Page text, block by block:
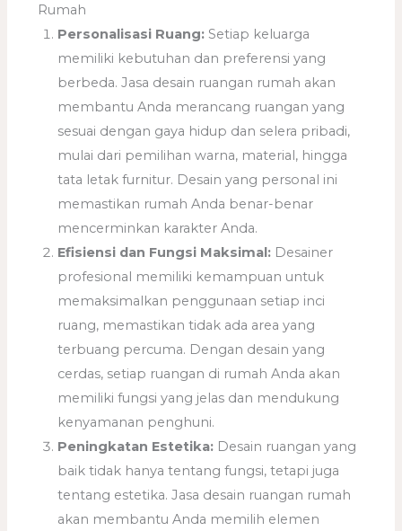
Rumah
Personalisasi Ruang: Setiap keluarga
memiliki kebutuhan dan preferensi yang
berbeda. Jasa desain ruangan rumah akan
membantu Anda merancang ruangan yang
sesuai dengan gaya hidup dan selera pribadi,
mulai dari pemilihan warna, material, hingga
tata letak furnitur. Desain yang personal ini
memastikan rumah Anda benar-benar
mencerminkan karakter Anda.
Efisiensi dan Fungsi Maksimal: Desainer
profesional memiliki kemampuan untuk
memaksimalkan penggunaan setiap inci
ruang, memastikan tidak ada area yang
terbuang percuma. Dengan desain yang
cerdas, setiap ruangan di rumah Anda akan
memiliki fungsi yang jelas dan mendukung
kenyamanan penghuni.
Peningkatan Estetika: Desain ruangan yang
baik tidak hanya tentang fungsi, tetapi juga
tentang estetika. Jasa desain ruangan rumah
akan membantu Anda memilih elemen